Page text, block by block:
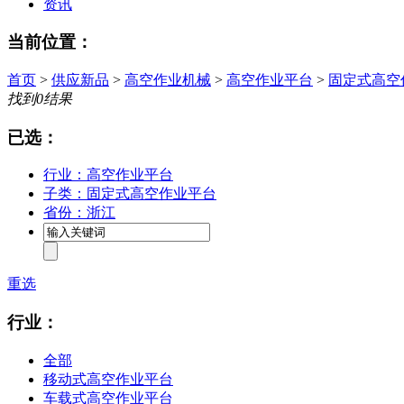
资讯
当前位置：
首页 > 供应新品 > 高空作业机械 > 高空作业平台 > 固定式高
找到0结果
已选：
行业：高空作业平台
子类：固定式高空作业平台
省份：浙江
重选
行业：
全部
移动式高空作业平台
车载式高空作业平台